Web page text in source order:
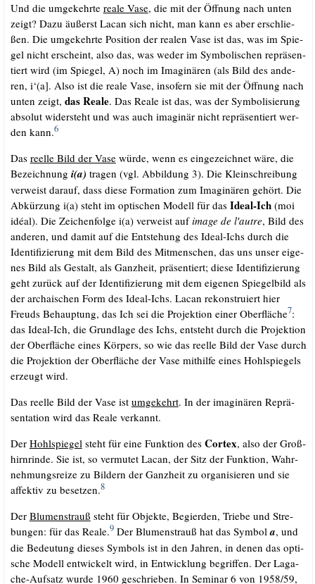
Und die umge­kehr­te rea­le Vase, die mit der Öff­nung nach unten
zeigt? Dazu äußerst Lacan sich nicht, man kann es aber erschlie­
ßen. Die umge­kehr­te Posi­ti­on der rea­len Vase ist das, was im Spie­
gel nicht erscheint, also das, was weder im Sym­bo­li­schen reprä­sen­
tiert wird (im Spie­gel, A) noch im Ima­gi­nä­ren (als Bild des ande­
ren, i‘(a]. Also ist die rea­le Vase, inso­fern sie mit der Öff­nung nach
unten zeigt, das Rea­le. Das Rea­le ist das, was der Sym­bo­li­sie­rung
abso­lut wider­steht und was auch ima­gi­när nicht reprä­sen­tiert wer­
den kann.6
Das reel­le Bild der Vasewür­de, wenn es ein­ge­zeich­net wäre, die
Bezeich­nung i(a) tra­gen (vgl. Abbil­dung 3). Die Klein­schrei­bung
ver­weist dar­auf, dass die­se For­ma­ti­on zum Ima­gi­nä­ren gehört. Die
Abkür­zung i(a) steht im opti­schen Modell für das Ide­al-Ich(moi
idé­al). Die Zei­chen­fol­ge i(a) ver­weist aufimage de l′autre, Bild des
ande­ren, und damit auf die Ent­ste­hung des Ide­al-Ichs durch die
Iden­ti­fi­zie­rung mit dem Bild des Mit­men­schen, das uns unser eige­
nes Bild als Gestalt, als Ganz­heit, prä­sen­tiert; die­se Iden­ti­fi­zie­rung
geht zurück auf der Iden­ti­fi­zie­rung mit dem eige­nen Spie­gel­bild als
der archai­schen Form des Ide­al-Ichs. Lacan rekon­stru­iert hier
Freuds Behaup­tung, das Ich sei die Pro­jek­ti­on einer Ober­flä­che7:
das Ide­al-Ich, die Grund­la­ge des Ichs, ent­steht durch die Pro­jek­ti­on
der Ober­flä­che eines Kör­pers, so wie das reel­le Bild der Vase durch
die Pro­jek­ti­on der Ober­flä­che der Vase mit­hil­fe eines Hohl­spie­gels
erzeugt wird.
Das reel­le Bild der Vase ist umge­kehrt. In der ima­gi­nä­ren Reprä­
sen­ta­ti­on wird das Rea­le verkannt.
Der Hohl­spie­gelsteht für eine Funk­ti­on des Cor­tex, also der Groß­
hirn­rin­de. Sie ist, so ver­mu­tet Lacan, der Sitz der Funk­ti­on, Wahr­
neh­mungs­rei­ze zu Bil­dern der Ganz­heit zu orga­ni­sie­ren und sie
affek­tiv zu beset­zen.8
Der Blu­men­strauß steht für Objek­te, Begier­den, Trie­be und Stre­
bun­gen: für das Rea­le.9Der Blu­men­strauß hat das Sym­bola, und
die Bedeu­tung die­ses Sym­bols ist in den Jah­ren, in denen das opti­
sche Modell ent­wi­ckelt wird, in Ent­wick­lung begrif­fen. Der Lag­a­
che-Auf­satz wur­de 1960 geschrie­ben. In Semi­nar 6 von 1958/​59,